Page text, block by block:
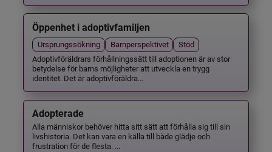
Öppenhet i adoptivfamiljen
Ursprungssökning Barnperspektivet
Stöd
Adoptivföräldrars förhållningssätt till adoptionen är av stor
betydelse för barns möjligheter att utveckla en trygg
identitet. Det är adoptivföräldra...
Adopterade
Alla människor behöver hitta sitt sätt att förhålla sig till sin
livshistoria. Det kan vara en källa till både glädje och
frustration för de flesta. ...